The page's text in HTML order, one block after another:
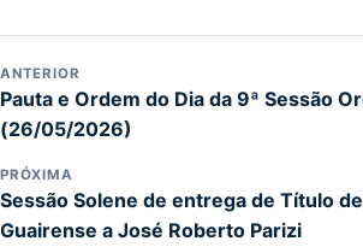
ANTERIOR
Pauta e Ordem do Dia da 9ª Sessão
(26/05/2026)
PRÓXIMA
Sessão Solene de entrega de Título
Guairense a José Roberto Parizi